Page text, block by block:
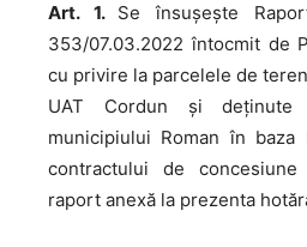
Art. 1. Se însușește
353/07.03.2022 întocmit de
cu privire la parcelele de
UAT Cordun și
municipiului Roman în baza
contractului de concesiune
raport anexă la prezenta